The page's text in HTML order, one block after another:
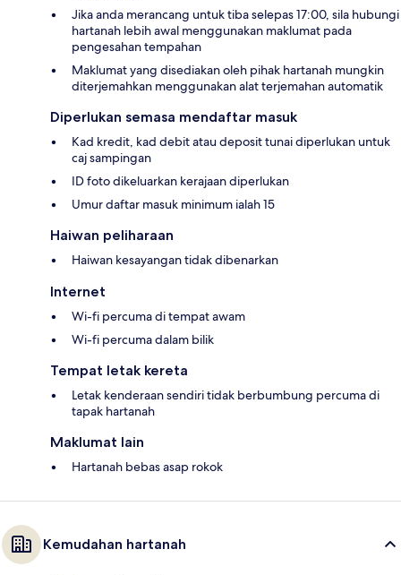
Jika anda merancang untuk tiba selepas 17:00, sila hubungi
hartanah lebih awal menggunakan maklumat pada
pengesahan tempahan
Maklumat yang disediakan oleh pihak hartanah mungkin
diterjemahkan menggunakan alat terjemahan automatik
Diperlukan semasa mendaftar masuk
Kad kredit, kad debit atau deposit tunai diperlukan untuk
caj sampingan
ID foto dikeluarkan kerajaan diperlukan
Umur daftar masuk minimum ialah 15
Haiwan peliharaan
Haiwan kesayangan tidak dibenarkan
Internet
Wi-fi percuma di tempat awam
Wi-fi percuma dalam bilik
Tempat letak kereta
Letak kenderaan sendiri tidak berbumbung percuma di
tapak hartanah
Maklumat lain
Hartanah bebas asap rokok
Kemudahan hartanah